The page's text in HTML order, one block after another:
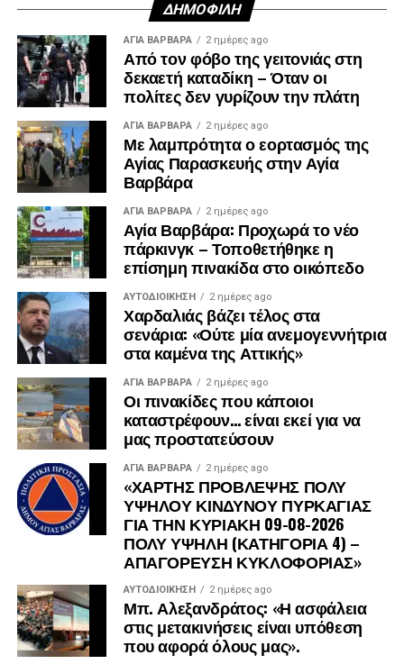
ΔΗΜΟΦΙΛΉ
ΑΓΙΑ ΒΑΡΒΑΡΑ 2 ημέρες ago
Από τον φόβο της γειτονιάς στη
δεκαετή καταδίκη – Όταν οι
πολίτες δεν γυρίζουν την πλάτη
ΑΓΙΑ ΒΑΡΒΑΡΑ 2 ημέρες ago
Με λαμπρότητα ο εορτασμός της
Αγίας Παρασκευής στην Αγία
Βαρβάρα
ΑΓΙΑ ΒΑΡΒΑΡΑ 2 ημέρες ago
Αγία Βαρβάρα: Προχωρά το νέο
πάρκινγκ – Τοποθετήθηκε η
επίσημη πινακίδα στο οικόπεδο
ΑΥΤΟΔΙΟΊΚΗΣΗ 2 ημέρες ago
Χαρδαλιάς βάζει τέλος στα
σενάρια: «Ούτε μία ανεμογεννήτρια
στα καμένα της Αττικής»
ΑΓΙΑ ΒΑΡΒΑΡΑ 2 ημέρες ago
Οι πινακίδες που κάποιοι
καταστρέφουν… είναι εκεί για να
μας προστατεύσουν
ΑΓΙΑ ΒΑΡΒΑΡΑ 2 ημέρες ago
«ΧΑΡΤΗΣ ΠΡΟΒΛΕΨΗΣ ΠΟΛΥ
ΥΨΗΛΟΥ ΚΙΝΔΥΝΟΥ ΠΥΡΚΑΓΙΑΣ
ΓΙΑ ΤΗΝ ΚΥΡΙΑΚΗ 09-08-2026
ΠΟΛΥ ΥΨΗΛΗ (ΚΑΤΗΓΟΡΙΑ 4) –
ΑΠΑΓΟΡΕΥΣΗ ΚΥΚΛΟΦΟΡΙΑΣ»
ΑΥΤΟΔΙΟΊΚΗΣΗ 2 ημέρες ago
Μπ. Αλεξανδράτος: «Η ασφάλεια
στις μετακινήσεις είναι υπόθεση
που αφορά όλους μας».